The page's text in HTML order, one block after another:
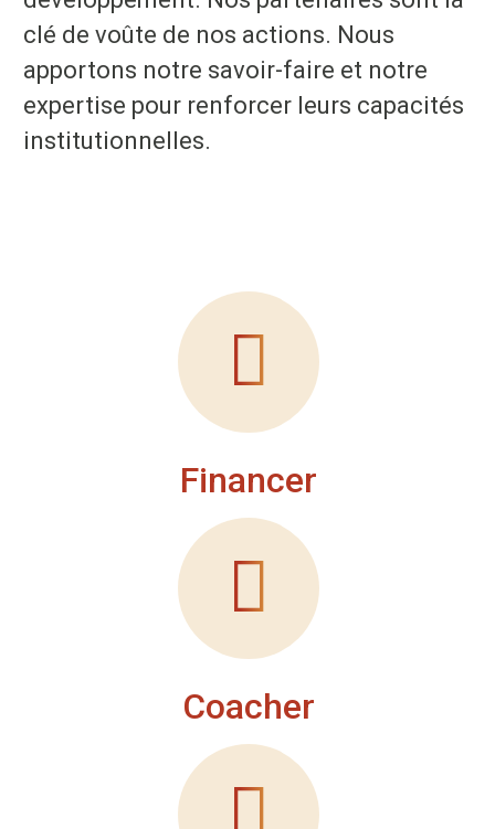
clé de voûte de nos actions. Nous
apportons notre savoir-faire et notre
expertise pour renforcer leurs capacités
institutionnelles.
Financer
Coacher